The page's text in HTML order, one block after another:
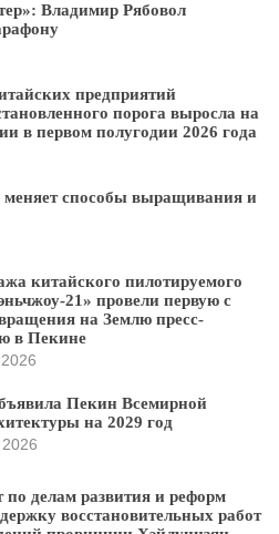
Владимир Рябовол
предприятий
порога выросла на
в первом полугодии 2026 года
меняет способы выращивания и
китайского пилотируемого
21» провели первую с
на Землю пресс-
в Пекине
Пекин Всемирной
на 2029 год
по делам развития и реформ
восстановительных работ